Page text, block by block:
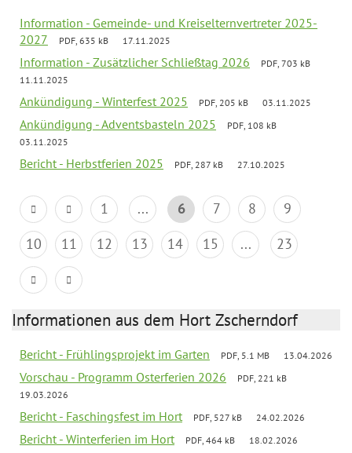
Information - Gemeinde- und Kreiselternvertreter 2025-
2027
PDF, 635 kB 17.11.2025
Information - Zusätzlicher Schließtag 2026
PDF, 703 kB
11.11.2025
Ankündigung - Winterfest 2025 PDF, 205 kB 03.11.2025
Ankündigung - Adventsbasteln 2025
PDF, 108 kB
03.11.2025
Bericht - Herbstferien 2025 PDF, 287 kB 27.10.2025
1 ... 6 7 8
9
10
11 12 13 14 15 ... 23
Informationen aus dem Hort Zscherndorf
Bericht - Frühlingsprojekt im Garten PDF, 5.1 MB 13.04.2026
Vorschau - Programm Osterferien 2026
PDF, 221 kB
19.03.2026
Bericht - Faschingsfest im Hort PDF, 527 kB 24.02.2026
Bericht - Winterferien im Hort PDF, 464 kB 18.02.2026